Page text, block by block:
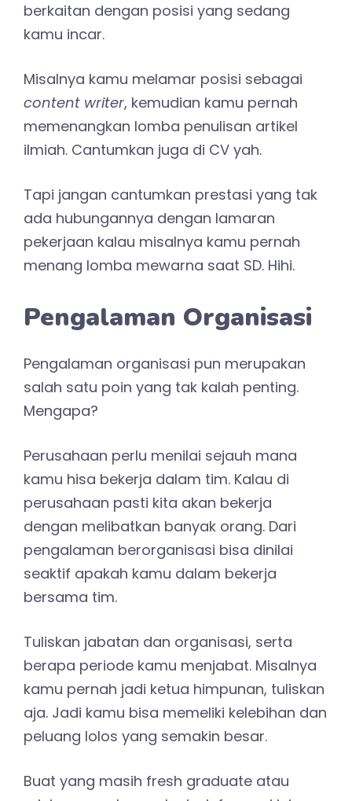
berkaitan dengan posisi yang sedang
kamu incar.
Misalnya kamu melamar posisi sebagai
content writer, kemudian kamu pernah
memenangkan lomba penulisan artikel
ilmiah. Cantumkan juga di CV yah.
Tapi jangan cantumkan prestasi yang tak
ada hubungannya dengan lamaran
pekerjaan kalau misalnya kamu pernah
menang lomba mewarna saat SD. Hihi.
Pengalaman Organisasi
Pengalaman organisasi pun merupakan
salah satu poin yang tak kalah penting.
Mengapa?
Perusahaan perlu menilai sejauh mana
kamu hisa bekerja dalam tim. Kalau di
perusahaan pasti kita akan bekerja
dengan melibatkan banyak orang. Dari
pengalaman berorganisasi bisa dinilai
seaktif apakah kamu dalam bekerja
bersama tim.
Tuliskan jabatan dan organisasi, serta
berapa periode kamu menjabat. Misalnya
kamu pernah jadi ketua himpunan, tuliskan
aja. Jadi kamu bisa memeliki kelebihan dan
peluang lolos yang semakin besar.
Buat yang masih fresh graduate atau